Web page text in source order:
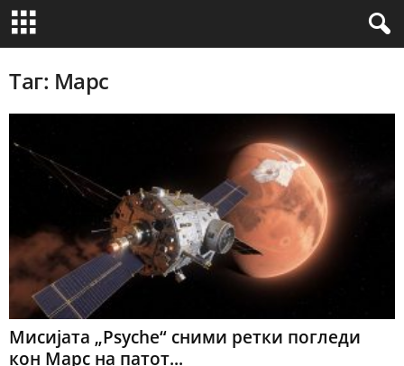
Таг: Марс
Мисијата „Psyche“ сними ретки погледи
кон Марс на патот...